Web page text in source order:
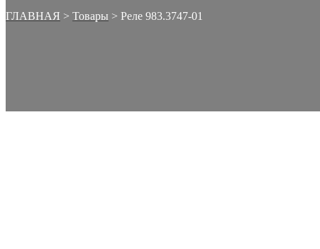
ГЛАВНАЯ > Товары > Реле 983.3747-01